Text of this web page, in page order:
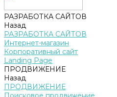
РАЗРАБОТКА САЙТОВ
Назад
РАЗРАБОТКА САЙТОВ
Интернет-магазин
Корпоративный сайт
Landing Page
ПРОДВИЖЕНИЕ
Назад
ПРОДВИЖЕНИЕ